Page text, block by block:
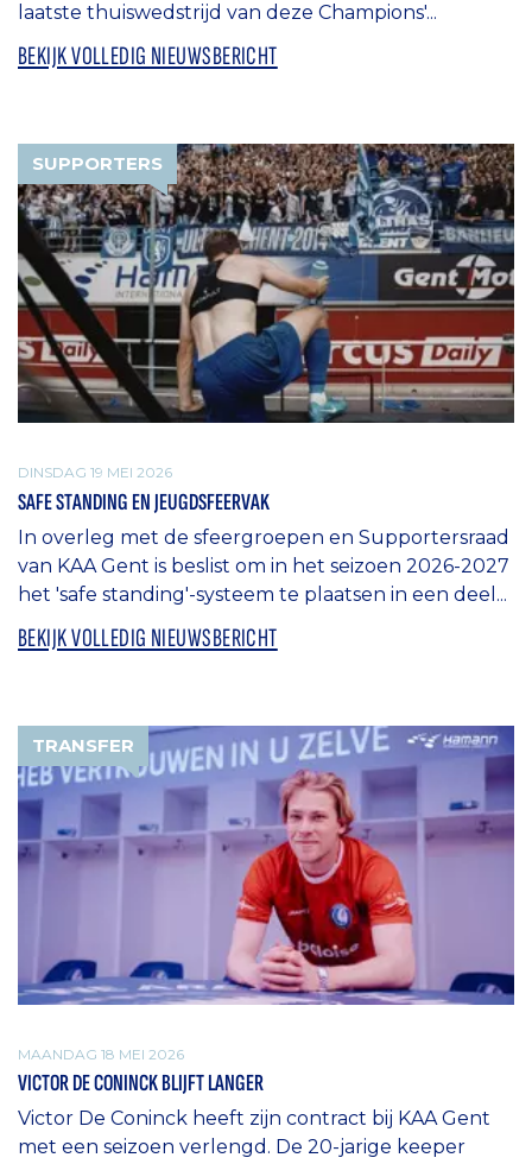
laatste thuiswedstrijd van deze Champions'...
BEKIJK VOLLEDIG NIEUWSBERICHT
SUPPORTERS
DINSDAG 19 MEI 2026
SAFE STANDING EN JEUGDSFEERVAK
In overleg met de sfeergroepen en Supportersraad
van KAA Gent is beslist om in het seizoen 2026-2027
het 'safe standing'-systeem te plaatsen in een deel...
BEKIJK VOLLEDIG NIEUWSBERICHT
TRANSFER
MAANDAG 18 MEI 2026
VICTOR DE CONINCK BLIJFT LANGER
Victor De Coninck heeft zijn contract bij KAA Gent
met een seizoen verlengd. De 20-jarige keeper